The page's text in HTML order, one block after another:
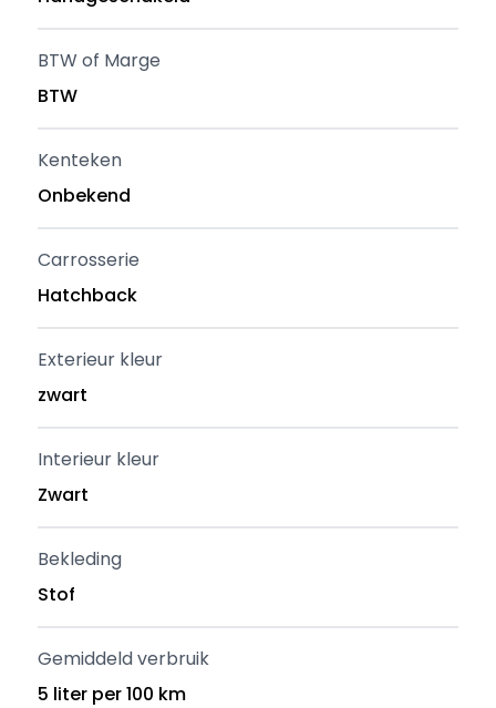
BTW of Marge
BTW
Kenteken
Onbekend
Carrosserie
Hatchback
Exterieur kleur
zwart
Interieur kleur
Zwart
Bekleding
Stof
Gemiddeld verbruik
5 liter per 100 km